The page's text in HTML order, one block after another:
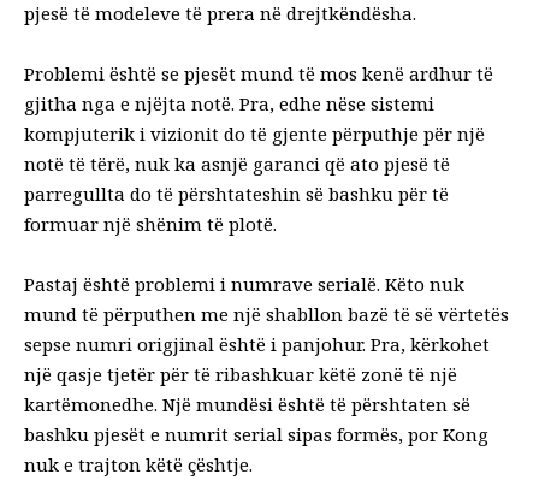
pjesë të modeleve të prera në drejtkëndësha.
Problemi është se pjesët mund të mos kenë ardhur të
gjitha nga e njëjta notë. Pra, edhe nëse sistemi
kompjuterik i vizionit do të gjente përputhje për një
notë të tërë, nuk ka asnjë garanci që ato pjesë të
parregullta do të përshtateshin së bashku për të
formuar një shënim të plotë.
Pastaj është problemi i numrave serialë. Këto nuk
mund të përputhen me një shabllon bazë të së vërtetës
sepse numri origjinal është i panjohur. Pra, kërkohet
një qasje tjetër për të ribashkuar këtë zonë të një
kartëmonedhe. Një mundësi është të përshtaten së
bashku pjesët e numrit serial sipas formës, por Kong
nuk e trajton këtë çështje.